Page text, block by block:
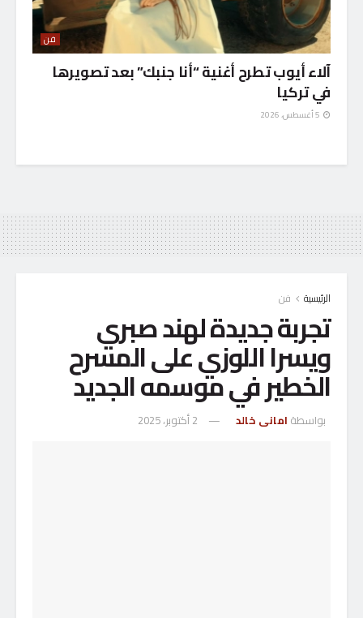
فن
آلاء أيوب تطرح أغنية “أنا جنبك” بعد تصويرها
في تركيا
الرئيسية فن
تجربة جديدة لهند صبري
ويسرا اللوزي على المسرح
الخطير في موسمه الجديد
بواسطة امانى خالد 2 أكتوبر، 2025